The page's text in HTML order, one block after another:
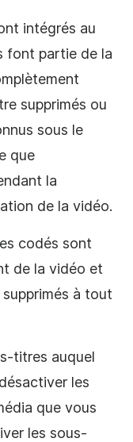
intégrés au
font partie de la
supprimés ou
sous le
que
la
de la vidéo.
codés sont
de la vidéo et
à tout
titres auquel
les
que vous
les sous-